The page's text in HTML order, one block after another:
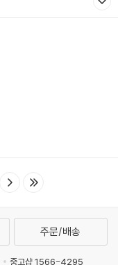
주문/배송
중고샵 1566-4295